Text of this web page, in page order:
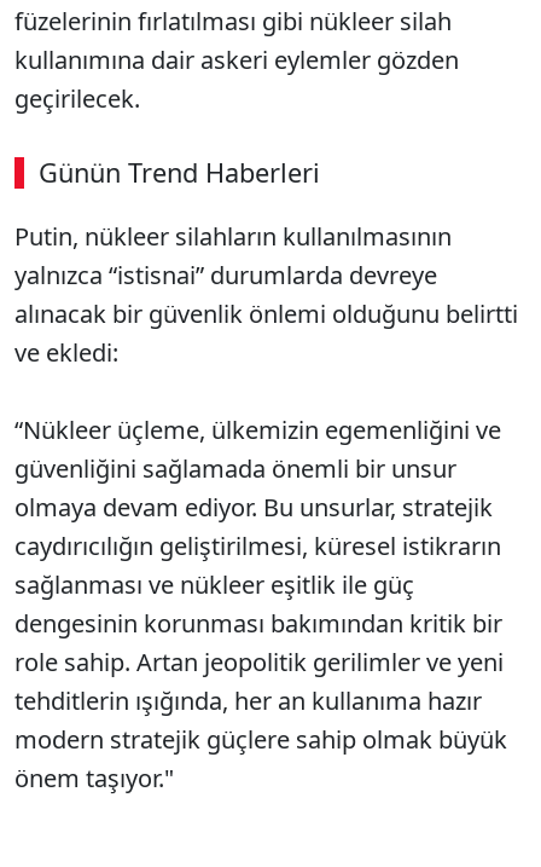
füzelerinin fırlatılması gibi nükleer silah
kullanımına dair askeri eylemler gözden
geçirilecek.
Günün Trend Haberleri
Putin, nükleer silahların kullanılmasının
yalnızca “istisnai” durumlarda devreye
alınacak bir güvenlik önlemi olduğunu belirtti
ve ekledi:
“Nükleer üçleme, ülkemizin egemenliğini ve
güvenliğini sağlamada önemli bir unsur
olmaya devam ediyor. Bu unsurlar, stratejik
caydırıcılığın geliştirilmesi, küresel istikrarın
sağlanması ve nükleer eşitlik ile güç
dengesinin korunması bakımından kritik bir
role sahip. Artan jeopolitik gerilimler ve yeni
tehditlerin ışığında, her an kullanıma hazır
modern stratejik güçlere sahip olmak büyük
önem taşıyor."